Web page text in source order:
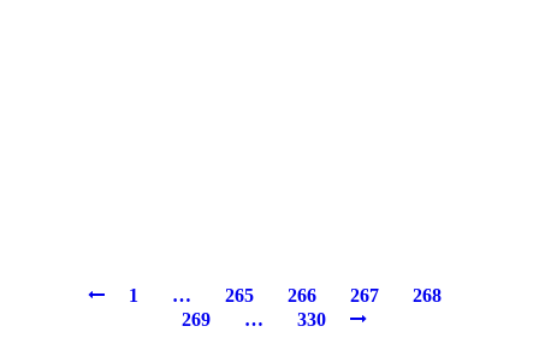
1 … 265 266 267
268
269
… 330